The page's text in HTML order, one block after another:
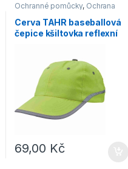
Ochranné pomůcky, Ochrana
Outdoor a volný čas
Doplňky,Čepice, rukavice, šály
Cerva TAHR baseballová
čepice kšiltovka reflexní
69,00 Kč